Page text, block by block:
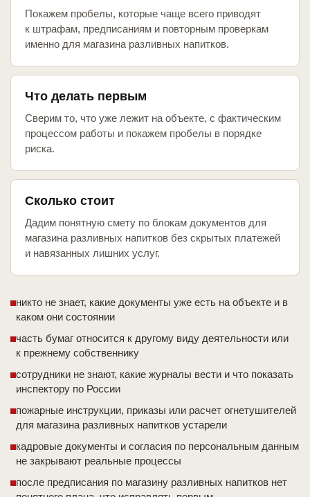
Покажем пробелы, которые чаще всего приводят
к штрафам, предписаниям и повторным проверкам
именно для магазина разливных напитков.
Что делать первым
Сверим то, что уже лежит на объекте, с фактическим
процессом работы и покажем пробелы в порядке
риска.
Сколько стоит
Дадим понятную смету по блокам документов для
магазина разливных напитков без скрытых платежей
и навязанных лишних услуг.
никто не знает, какие документы уже есть на объекте и в
каком они состоянии
часть бумаг относится к другому виду деятельности или
к прежнему собственнику
сотрудники не знают, какие журналы вести и что показать
инспектору по России
пожарные инструкции, приказы или расчет огнетушителей
для магазина разливных напитков устарели
кадровые документы и согласия по персональным данным
не закрывают реальные процессы
после предписания по магазину разливных напитков нет